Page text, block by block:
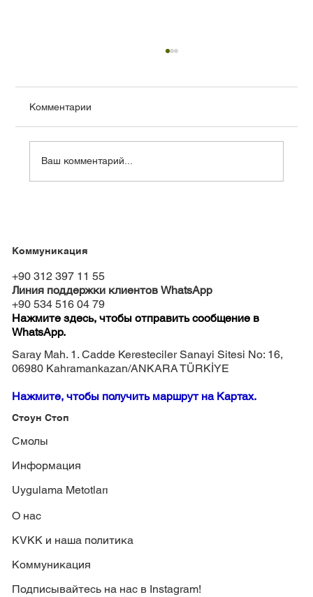
Комментарии
Ваш комментарий...
Коммуникация
+90 312 397 11 55
Линия поддержки клиентов WhatsApp
+90 534 516 04 79
Нажмите здесь, чтобы отправить сообщение в
WhatsApp.
Saray Mah. 1. Cadde Keresteciler Sanayi Sitesi No: 16,
06980 Kahramankazan/ANKARA TÜRKİYE
Нажмите, чтобы получить маршрут на Картах.
Стоун Стоп
Смолы
Информация
Uygulama Metotları
О нас
KVKK и наша политика
Коммуникация
Подписывайтесь на нас в Instagram!